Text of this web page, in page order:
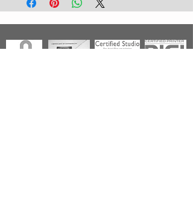
Européenne + Royaume Uni + Canada +